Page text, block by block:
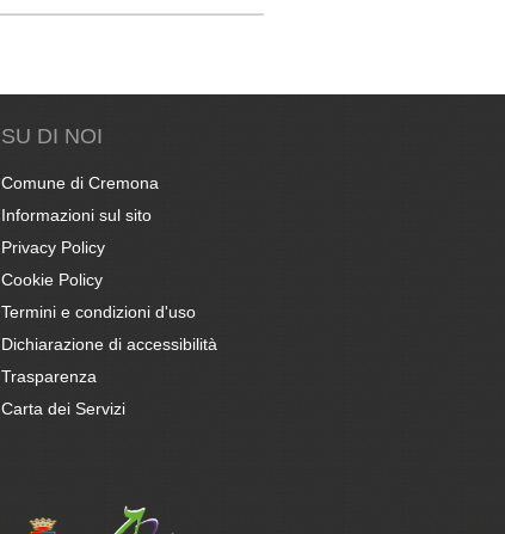
SU DI NOI
Comune di Cremona
Informazioni sul sito
Privacy Policy
Cookie Policy
Termini e condizioni d'uso
Dichiarazione di accessibilità
Trasparenza
Carta dei Servizi